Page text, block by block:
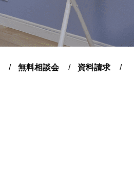
無料相談会 資料請求